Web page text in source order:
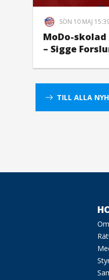
SÖN 10 MAJ
MoDo-
– Sigge
TILL ALLA